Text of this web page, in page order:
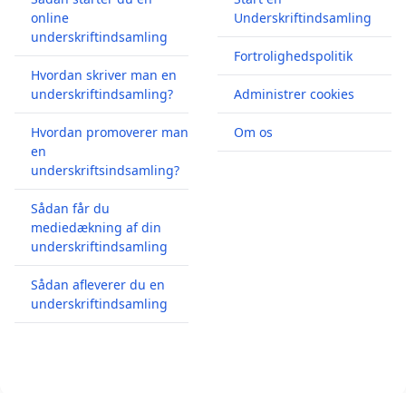
online
underskriftindsamling
Hvordan skriver man en
underskriftindsamling?
Hvordan promoverer man
en
underskriftsindsamling?
Sådan får du
mediedækning af din
underskriftindsamling
Sådan afleverer du en
underskriftindsamling
Underskriftindsamling
Fortrolighedspolitik
Administrer cookies
Om os